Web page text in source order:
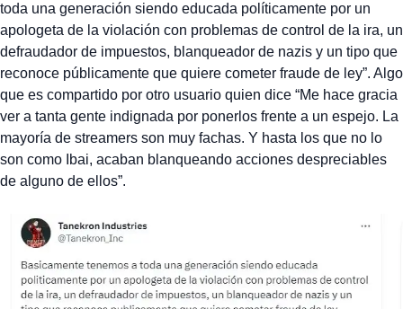
toda una generación siendo educada políticamente por un
apologeta de la violación con problemas de control de la ira, un
defraudador de impuestos, blanqueador de nazis y un tipo que
reconoce públicamente que quiere cometer fraude de ley”. Algo
que es compartido por otro usuario quien dice “Me hace gracia
ver a tanta gente indignada por ponerlos frente a un espejo. La
mayoría de streamers son muy fachas. Y hasta los que no lo
son como Ibai, acaban blanqueando acciones despreciables
de alguno de ellos”.